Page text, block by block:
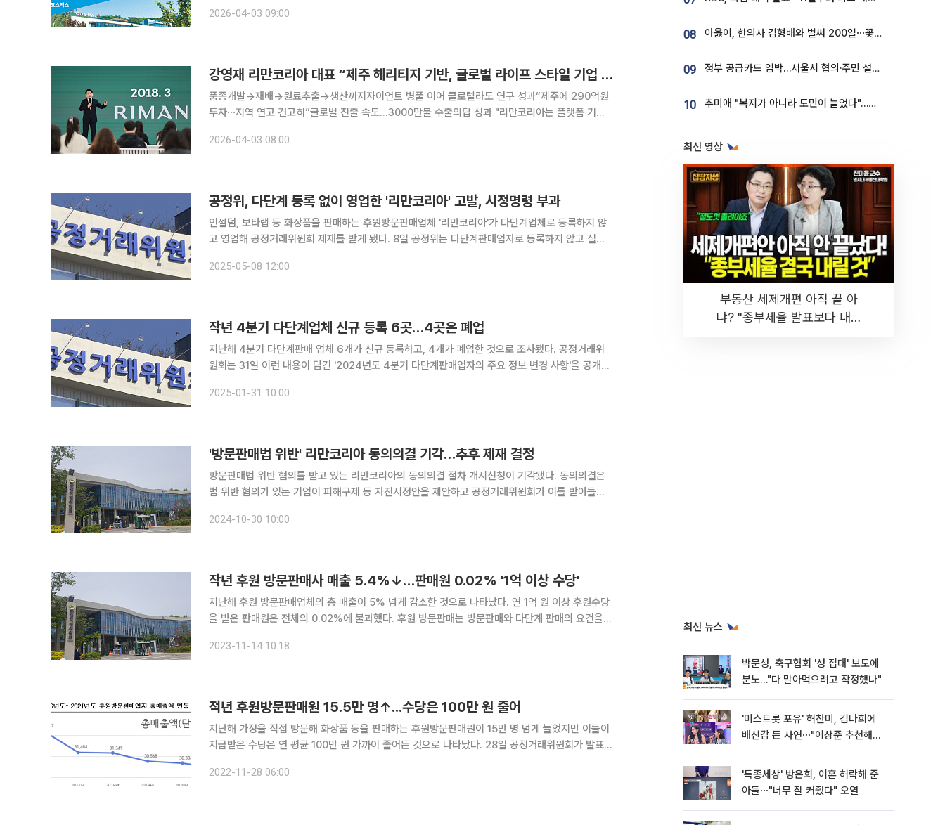
안 K뷰티가 글로벌 시장에서 입지를 넓힌 동력 중 하나
2026-04-03 09:00
강영재 리만코리아 대표 “제주 헤리티지 기반, 글로벌 라이프 스타일 기업 도약”[K뷰티, 자연주의로 진화]
품종개발→재배→원료추출→생산까지자이언트 병풀 이어 클로렐라도 연구 성과“제주에 290억원
투자⋯지역 연고 견고히”글로벌 진출 속도...3000만불 수출의탑 성과 "리만코리아는 플랫폼 기업
영재 리만코리아 대표는 1일 제주시 구좌읍 리만팜에서 열린 미디어 투어
2026-04-03 08:00
공정위, 다단계 등록 없이 영업한 '리만코리아' 고발, 시정명령 부과
인셀덤, 보타랩 등 화장품을 판매하는 후원방문판매업체 '리만코리아'가 다단계업체로 등록하지 않
고 영업해 공정거래위원회 제재를 받게 됐다. 8일 공정위는 다단계판매업자로 등록하지 않고 실제
정명령을 부과하기로 했다고 밝혔다. 특히 미등록 다단계 영업행위에 대해서는
2025-05-08 12:00
작년 4분기 다단계업체 신규 등록 6곳…4곳은 폐업
지난해 4분기 다단계판매 업체 6개가 신규 등록하고, 4개가 폐업한 것으로 조사됐다. 공정거래위
원회는 31일 이런 내용이 담긴 '2024년도 4분기 다단계판매업자의 주요 정보 변경 사항'을 공개했
2025-01-31 10:00
'방문판매법 위반' 리만코리아 동의의결 기각…추후 제재 결정
방문판매법 위반 혐의를 받고 있는 리만코리아의 동의의결 절차 개시신청이 기각됐다. 동의의결은
법 위반 혐의가 있는 기업이 피해구제 등 자진시정안을 제안하고 공정거래위원회가 이를 받아들이
의 중대성, 공익에의 부합성 등을 종합적으로 고려할 때 리만코리아의 신
2024-10-30 10:00
작년 후원 방문판매사 매출 5.4%↓…판매원 0.02% '1억 이상 수당'
지난해 후원 방문판매업체의 총 매출이 5% 넘게 감소한 것으로 나타났다. 연 1억 원 이상 후원수당
을 받은 판매원은 전체의 0.02%에 불과했다. 후원 방문판매는 방문판매와 다단계 판매의 요건을
를 말한다. 공정거래위원회가 14일 공개한 '2022년도 후원 방
2023-11-14 10:18
적년 후원방문판매원 15.5만 명↑...수당은 100만 원 줄어
지난해 가정을 직접 방문해 화장품 등을 판매하는 후원방문판매원이 15만 명 넘게 늘었지만 이들이
지급받은 수당은 연 평균 100만 원 가까이 줄어든 것으로 나타났다. 28일 공정거래위원회가 발표한
2022-11-28 06:00
08 아옳이, 한의사 김형배와 벌써 200일⋯꽃다발 들고 "프러포즈 아냐"
09 정부 공급카드 임박…서울시 협의·주민 설득이 성패 가른다 [부동산 해법 전쟁]
10 추미애 "복지가 아니라 도민이 늘었다"…재정난 책임론 정면돌파
최신 영상
부동산 세제개편 아직 끝 아
냐? "종부세율 발표보다 내릴
최신 뉴스
박문성, 축구협회 '성 접대' 보도에
분노…"다 말아먹으려고 작정했나"
'미스트롯 포유' 허찬미, 김나희에
배신감 든 사연⋯"이상준 추천해주
'특종세상' 방은희, 이혼 허락해 준
아들⋯"너무 잘 커줬다" 오열